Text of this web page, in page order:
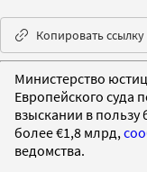
Копировать ссылку
Министерство
Европейского суда
взыскании в
более €1,8 млрд,
ведомства.